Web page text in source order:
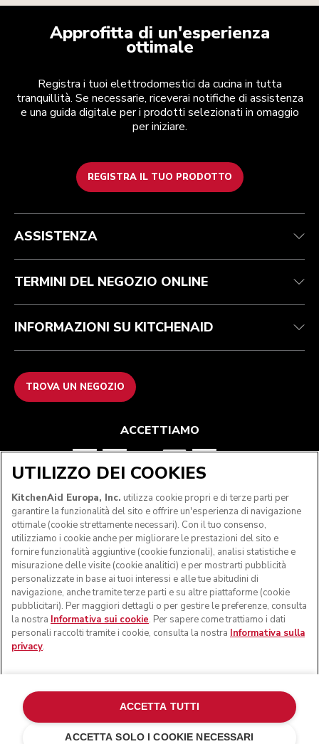
Approfitta di un'esperienza
ottimale
Registra i tuoi elettrodomestici da cucina in tutta
tranquillità. Se necessarie, riceverai notifiche di assistenza
e una guida digitale per i prodotti selezionati in omaggio
per iniziare.
REGISTRA IL TUO PRODOTTO
Assistenza clienti
Garanzia e documentazione
Contattaci
Termini e condizioni
Resi e rimborsi
Imprint
ODR
Per il marchio
Trova un negozio
ASSISTENZA
TERMINI DEL NEGOZIO ONLINE
INFORMAZIONI SU KITCHENAID
TROVA UN NEGOZIO
ACCETTIAMO
SEGUICI
Uniti e altrove.
Gestisci cookies
Informativa sulla privacy
Informativa sui cookie
In altri paesi
UTILIZZO DEI COOKIES
KitchenAid Europa, Inc. utilizza cookie propri e di terze parti per
garantire la funzionalità del sito e offrire un'esperienza di navigazione
ottimale (cookie strettamente necessari). Con il tuo consenso,
utilizziamo i cookie anche per migliorare le prestazioni del sito e
fornire funzionalità aggiuntive (cookie funzionali), analisi statistiche e
misurazione delle visite (cookie analitici) e per mostrarti pubblicità
personalizzate in base ai tuoi interessi e alle tue abitudini di
navigazione, anche tramite terze parti e su altre piattaforme (cookie
pubblicitari). Per maggiori dettagli o per gestire le preferenze, consulta
la nostra Informativa sui cookie. Per sapere come trattiamo i dati
personali raccolti tramite i cookie, consulta la nostra Informativa sulla
privacy.
ACCETTA SOLO I COOKIE NECESSARI
ACCETTA TUTTI